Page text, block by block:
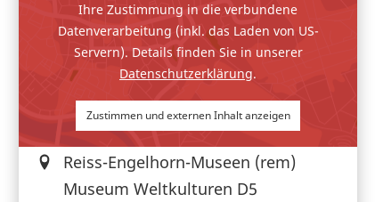
Ihre Zustimmung in die verbundene
Datenverarbeitung (inkl. das Laden von US-
Servern). Details finden Sie in unserer
Datenschutzerklärung.
Zustimmen und externen Inhalt anzeigen
Reiss-Engelhorn-Museen (rem)
Museum Weltkulturen D5